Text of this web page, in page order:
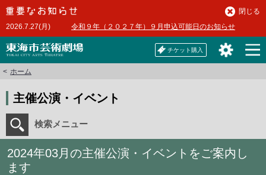
本
文
へ2026.7.27(月) 令和９年（２０２７年）９月申込可能日のお知らせ
閉じる
チケット購入
ホーム
主催公演・イベント
検索メニュー
2024年03月の主催公演・イベントをご案内し
ます